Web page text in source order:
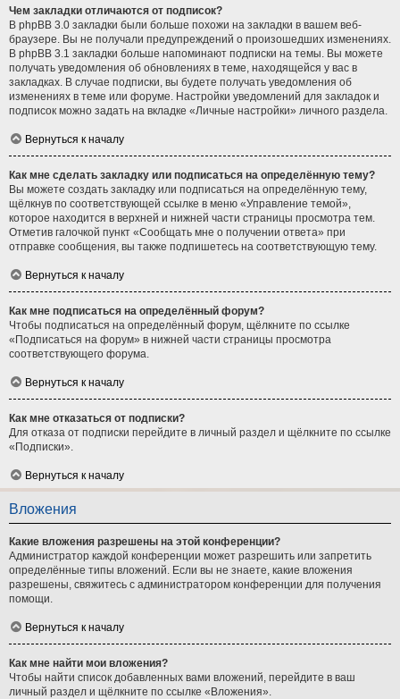
Чем закладки отличаются от подписок?
В phpBB 3.0 закладки были больше похожи на закладки в вашем веб-
браузере. Вы не получали предупреждений о произошедших изменениях.
В phpBB 3.1 закладки больше напоминают подписки на темы. Вы можете
получать уведомления об обновлениях в теме, находящейся у вас в
закладках. В случае подписки, вы будете получать уведомления об
изменениях в теме или форуме. Настройки уведомлений для закладок и
подписок можно задать на вкладке «Личные настройки» личного раздела.
Вернуться к началу
Как мне сделать закладку или подписаться на определённую тему?
Вы можете создать закладку или подписаться на определённую тему,
щёлкнув по соответствующей ссылке в меню «Управление темой»,
которое находится в верхней и нижней части страницы просмотра тем.
Отметив галочкой пункт «Сообщать мне о получении ответа» при
отправке сообщения, вы также подпишетесь на соответствующую тему.
Вернуться к началу
Как мне подписаться на определённый форум?
Чтобы подписаться на определённый форум, щёлкните по ссылке
«Подписаться на форум» в нижней части страницы просмотра
соответствующего форума.
Вернуться к началу
Как мне отказаться от подписки?
Для отказа от подписки перейдите в личный раздел и щёлкните по ссылке
«Подписки».
Вернуться к началу
Вложения
Какие вложения разрешены на этой конференции?
Администратор каждой конференции может разрешить или запретить
определённые типы вложений. Если вы не знаете, какие вложения
разрешены, свяжитесь с администратором конференции для получения
помощи.
Вернуться к началу
Как мне найти мои вложения?
Чтобы найти список добавленных вами вложений, перейдите в ваш
личный раздел и щёлкните по ссылке «Вложения».